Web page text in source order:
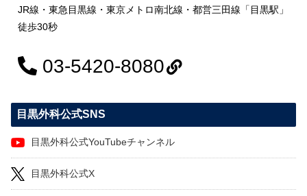
JR線・東急目黒線・東京メトロ南北線・都営三田線「目黒駅」
徒歩30秒
03-5420-8080
目黒外科公式SNS
目黒外科公式YouTubeチャンネル
目黒外科公式X